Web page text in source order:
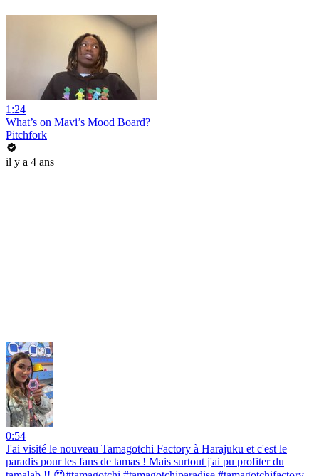
1:24
What’s on Mavi’s Mood Board?
Pitchfork
il y a 4 ans
0:54
J'ai visité le nouveau Tamagotchi Factory à Harajuku et c'est le
paradis pour les fans de tamas ! Mais surtout j'ai pu profiter du